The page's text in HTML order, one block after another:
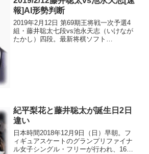
報]AI形勢判断
2019年2月12日 第69期王将戦一次予選4
組・藤井聡太七段vs池永天志（いけなが
たかし）四段。最新将棋ソフト
紀平梨花と藤井聡太が誕生日2日
違い
日本時間2018年12月9日（日）早朝。フ
ィギュアスケートのグランプリファイナ
ル女子シングル・フリーが行われ、16歳